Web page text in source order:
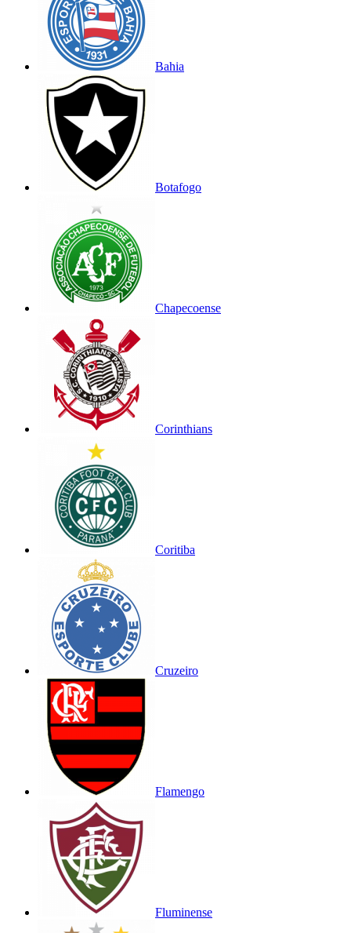
Bahia
Botafogo
Chapecoense
Corinthians
Coritiba
Cruzeiro
Flamengo
Fluminense